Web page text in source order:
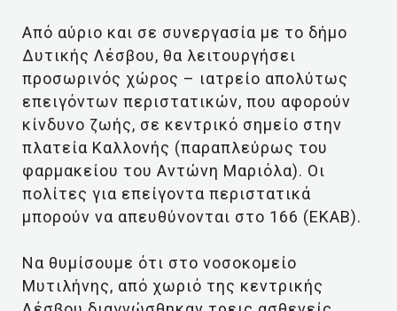
Aπό αύριο και σε συνεργασία με το δήμο
Δυτικής Λέσβου, θα λειτουργήσει
προσωρινός χώρος – ιατρείο απολύτως
επειγόντων περιστατικών, που αφορούν
κίνδυνο ζωής, σε κεντρικό σημείο στην
πλατεία Καλλονής (παραπλεύρως του
φαρμακείου του Αντώνη Μαριόλα). Οι
πολίτες για επείγοντα περιστατικά
μπορούν να απευθύνονται στο 166 (ΕΚΑΒ).
Να θυμίσουμε ότι στο νοσοκομείο
Μυτιλήνης, από χωριό της κεντρικής